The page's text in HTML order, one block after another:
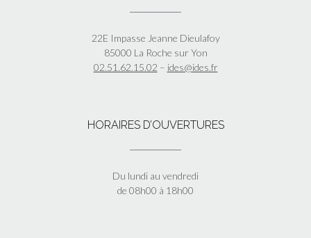
22E Impasse Jeanne Dieulafoy
85000 La Roche sur Yon
02.51.62.15.02 – ides@ides.fr
HORAIRES D’OUVERTURES
Du lundi au vendredi
de 08h00 à 18h00